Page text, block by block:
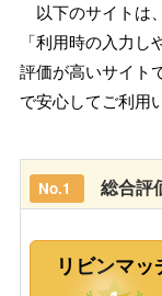
以下のサイトは
「利用時の入力
評価が高いサイト
で安心してご利用